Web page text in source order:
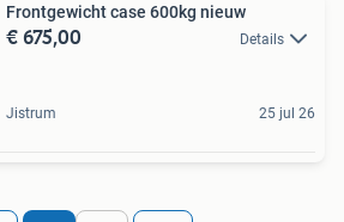
Frontgewicht case 600kg nieuw
€ 675,00 Details
Jistrum 25 jul 26